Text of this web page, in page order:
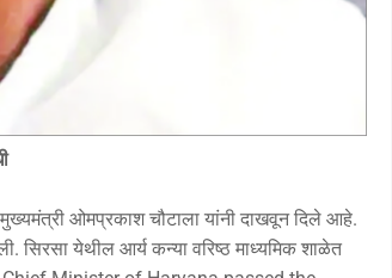
ओमप्रकाश चौटाला यांनी दाखवून दिले आहे.
सिरसा येथील आर्य कन्या वरिष्ठ माध्यमिक शाळेत